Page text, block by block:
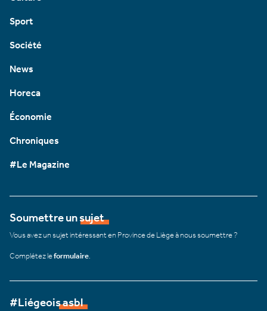
Sport
Société
News
Horeca
Économie
Chroniques
#Le Magazine
Soumettre un sujet
Vous avez un sujet intéressant en Province de Liège à nous soumettre ?
Complétez leformulaire
#Liégeois asbl